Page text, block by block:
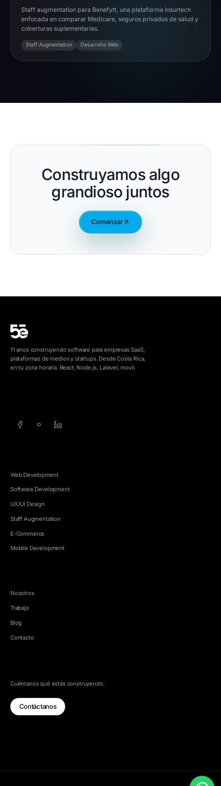
Staff augmentation para Benefytt, una plataforma insurtech
enfocada en comparar Medicare, seguros privados de salud y
coberturas suplementarias.
Staff Augmentation Desarrollo Web
Construyamos algo
grandioso juntos
Comenzar
11 anos construyendo software para empresas SaaS,
plataformas de medios y startups. Desde Costa Rica,
en tu zona horaria. React, Node.js, Laravel, movil.
Web Development
Software Development
UX/UI Design
Staff Augmentation
E-Commerce
Mobile Development
Nosotros
Trabajo
Blog
Contacto
Cuéntanos qué estás construyendo.
Contáctanos